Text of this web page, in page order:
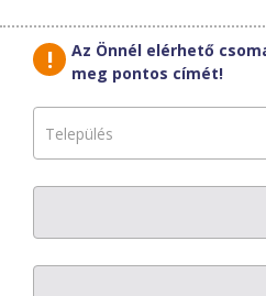
vissza a szolgáltatásokhoz
Az Önnél elérhető
meg pontos címét!